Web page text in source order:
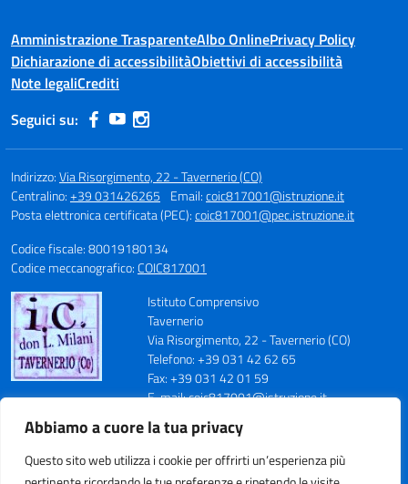
Abbiamo a cuore la tua privacy
Questo sito web utilizza i cookie per offrirti un’esperienza più
Amministrazione TrasparenteAlbo OnlinePrivacy Policy
Dichiarazione di accessibilitàObiettivi di accessibilità
Note legaliCrediti
Seguici su:
Indirizzo:Via Risorgimento, 22 - Tavernerio (CO)
Centralino:+39 031426265 Email:coic817001@istruzione.it
Posta elettronica certificata (PEC):coic817001@pec.istruzione.it
Codice fiscale: 80019180134
Codice meccanografico:COIC817001
Istituto Comprensivo
Tavernerio
Via Risorgimento, 22 - Tavernerio (CO)
Telefono: +39 031 42 62 65
Fax: +39 031 42 01 59
E-mail: coic817001@istruzione.it
Codice Meccanografico: COIC817001
Codice Fiscale: 80019180134
Cod. IPA: istsc_coic817001